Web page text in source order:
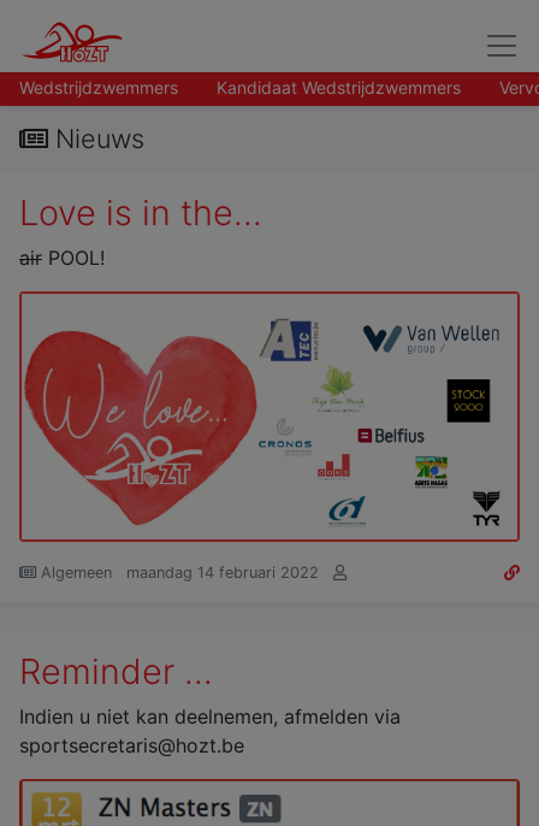
Wedstrijdzwemmers Kandidaat Wedstrijdzwemmers
Nieuws
Love is in the...
air POOL!
Algemeen maandag 14 februari 2022
Reminder ...
Indien u niet kan deelnemen, afmelden via
sportsecretaris@hozt.be